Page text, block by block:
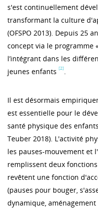
s'est continuellement
transformant la culture
(OFSPO 2013). Depuis 25
concept via le programme
l’intégrant dans les
jeunes enfants [2] .
Il est désormais
est essentielle pour le
santé physique des
Teuber 2018). L'activité
les pauses-mouvement et
remplissent deux
revêtent une fonction
(pauses pour bouger,
dynamique, aménagement